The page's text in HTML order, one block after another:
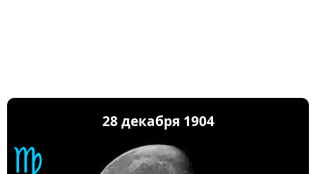
28 декабря 1904
♍